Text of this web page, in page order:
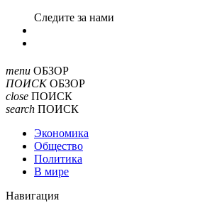
Cледите за нами
menu ОБЗОР
ПОИСК ОБЗОР
close ПОИСК
search ПОИСК
Экономика
Общество
Политика
В мире
Навигация